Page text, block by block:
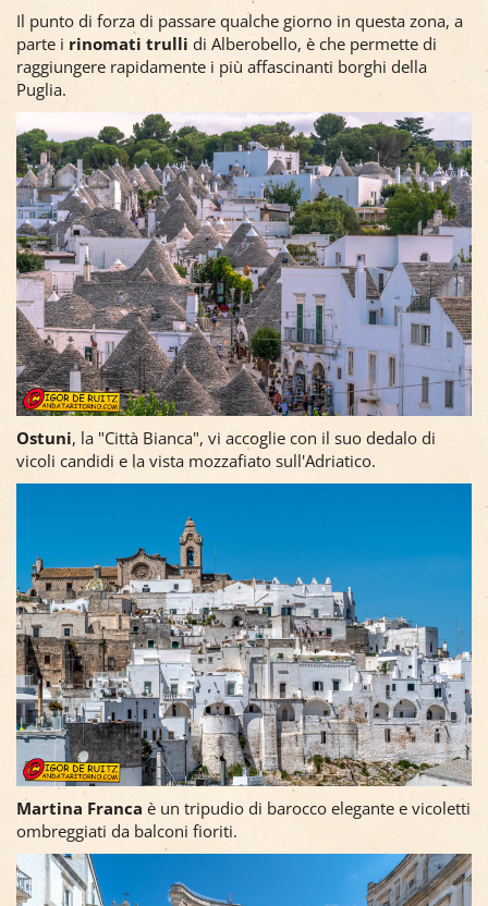
Il punto di forza di passare qualche giorno in questa zona, a
parte i rinomati trulli di Alberobello, è che permette di
raggiungere rapidamente i più affascinanti borghi della
Puglia.
Ostuni, la "Città Bianca", vi accoglie con il suo dedalo di
vicoli candidi e la vista mozzafiato sull'Adriatico.
Martina Franca è un tripudio di barocco elegante e vicoletti
ombreggiati da balconi fioriti.